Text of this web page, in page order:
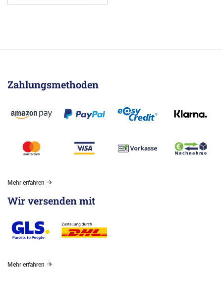
Zahlungsmethoden
Mehr erfahren
Wir versenden mit
Mehr erfahren